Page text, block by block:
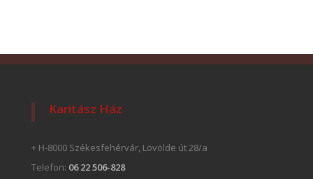
Karitász Ház
+ H-8000 Székesfehérvár, Lövölde út 28/a
Telefon: 06 22 506-828